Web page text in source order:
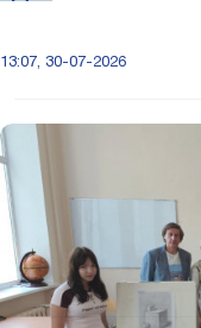
13:07, 30-07-2026